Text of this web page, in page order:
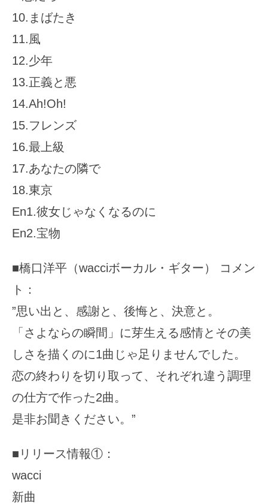
10.まばたき
11.風
12.少年
13.正義と悪
14.Ah!Oh!
15.フレンズ
16.最上級
17.あなたの隣で
18.東京
En1.彼女じゃなくなるのに
En2.宝物
■橋口洋平（wacciボーカル・ギター） コメン
ト：
”思い出と、感謝と、後悔と、決意と。
「さよならの瞬間」に芽生える感情とその美
しさを描くのに1曲じゃ足りませんでした。
恋の終わりを切り取って、それぞれ違う調理
の仕方で作った2曲。
是非お聞きください。”
■リリース情報①：
wacci
新曲